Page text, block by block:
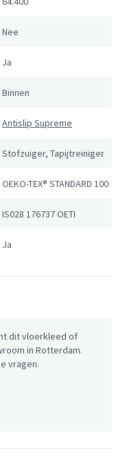
Nee
Ja
Binnen
Antislip Supreme
Stofzuiger, Tapijtreiniger
OEKO-TEX® STANDARD 100
IS028 176737 OETI
Ja
dit vloerkleed of
in Rotterdam.
vragen.